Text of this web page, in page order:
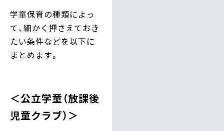
学童保育の種類によっ
て、細かく押さえておき
たい条件などを以下に
まとめます。
＜公立学童（放課後
児童クラブ）＞